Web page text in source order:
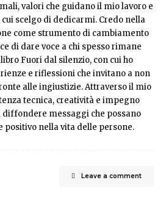
valori che guidano il mio lavoro e
scelgo di dedicarmi. Credo nella
come strumento di cambiamento
di dare voce a chi spesso rimane
Fuori dal silenzio, con cui ho
e riflessioni che invitano a non
alle ingiustizie. Attraverso il mio
tecnica, creatività e impegno
diffondere messaggi che possano
positivo nella vita delle persone.
Leave a comment